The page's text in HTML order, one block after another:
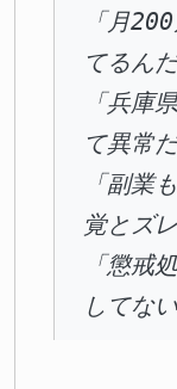
「月
てるん
「兵庫
て異常
「副業
覚とズ
「懲戒
してな